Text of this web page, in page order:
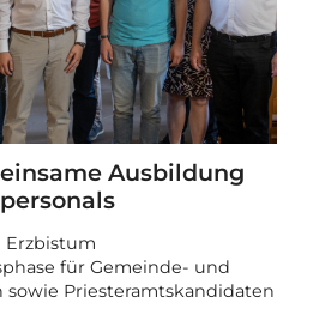
Ausbildung
Erzbistum
für Gemeinde- und
sowie Priesteramtskandidaten